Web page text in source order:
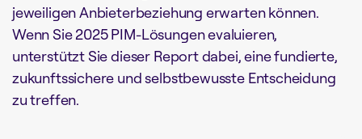
jeweiligen Anbieterbeziehung erwarten können.
Wenn Sie 2025 PIM-Lösungen evaluieren,
unterstützt Sie dieser Report dabei, eine fundierte,
zukunftssichere und selbstbewusste Entscheidung
zu treffen.